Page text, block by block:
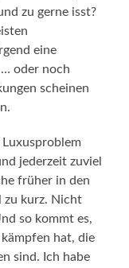
zu gerne isst?
eine
oder noch
scheinen
jederzeit zuviel
früher in den
zu kurz. Nicht
so kommt es,
hat, die
sind. Ich habe